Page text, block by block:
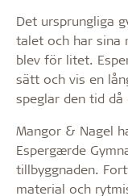
Det ursprungliga
talet och har sina
blev för litet.
sätt och vis en
speglar den tid då
Mangor & Nagel
Espergærde
tillbyggnaden.
material och